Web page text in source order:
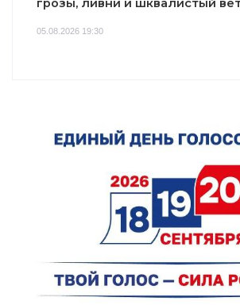
грозы, ливни и шквалистый
05.08.2026 19:30